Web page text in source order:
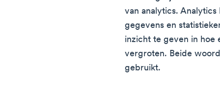
van analytics.
gegevens en
inzicht te geven in hoe
vergroten. Beide
gebruikt.